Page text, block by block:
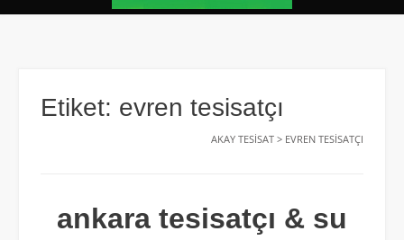
Etiket: evren tesisatçı
AKAY TESISAT > EVREN TESISATÇI
ankara tesisatçı & su